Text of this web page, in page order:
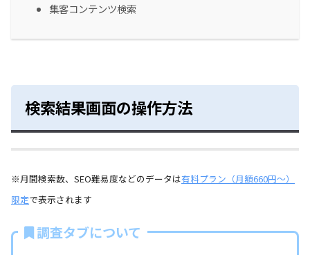
集客コンテンツ検索
検索結果画面の操作方法
※月間検索数、SEO難易度などのデータは有料プラン（月額660円～）
限定で表示されます
調査タブについて